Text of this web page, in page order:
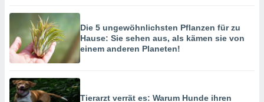
Die 5 ungewöhnlichsten Pflanzen für zu
Hause: Sie sehen aus, als kämen sie von
einem anderen Planeten!
Tierarzt verrät es: Warum Hunde ihren